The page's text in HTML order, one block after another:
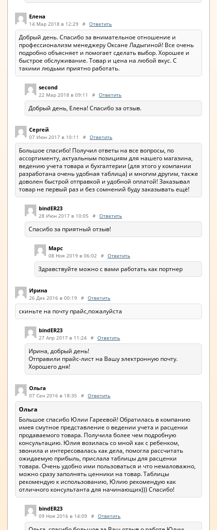
Елена
14 Мар 2018 в 12:29 # Ответить
Добрый день. Спасибо за внимательное отношение и
профессионализм менеджеру Оксане Ладыгиной! Все очень
подробно объясняет и помогает сделать выбор. Хорошее и
быстрое обслуживание. Товар и цена на любой вкус. С
такими людьми приятно работать.
second
22 Мар 2018 в 09:11 # Ответить
Добрый день, Елена! Спасибо за отзыв.
Сергей
07 Июн 2017 в 10:11 # Ответить
Большое спасибо! Получил ответы на все вопросы, по
ассортименту, актуальным позициям для нашего магазина,
ведению учета товара и бухгалтерии (для этого у компании
разработана очень удобная таблица) и многим другим, также
доволен быстрой отправкой и удобной оплатой! Заказывал
товар не первый раз и без сомнений буду заказывать ещё!
bindER23
28 Июн 2017 в 10:05 # Ответить
Спасибо за приятный отзыв!
Марс
08 Ноя 2019 в 06:02 # Ответить
Здравствуйте можно с вами работать как портнер
Ирина
26 Дек 2016 в 00:19 # Ответить
скиньте на почту прайс,пожалуйста
bindER23
27 Апр 2017 в 11:24 # Ответить
Ирина, добрый день!
Отправили прайс-лист на Вашу электронную почту.
Хорошего дня!
Ольга
07 Сен 2016 в 18:35 # Ответить
Ольга
Большое спасибо Юлии Гареевой! Обратилась в компанию
имея смутное представление о ведении учета и расценки
продаваемого товара. Получила более чем подробную
консультацию. Юлия возилась со мной как с ребенком,
звонила и интересовалась как дела, помогла рассчитать
ожидаемую прибыль, прислала таблицы для расценки
товара. Очень удобно ими пользоваться и что немаловажно,
можно сразу заполнять ценники на товар. Таблицы
рекомендую к использованию, Юлию рекомендую как
отличного консультанта для начинающих))) Спасибо!
bindER23
09 Ноя 2016 в 14:09 # Ответить